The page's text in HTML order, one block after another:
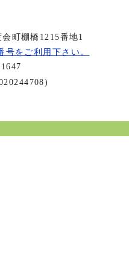
町棚橋1215番地1
号をご利用下さい。